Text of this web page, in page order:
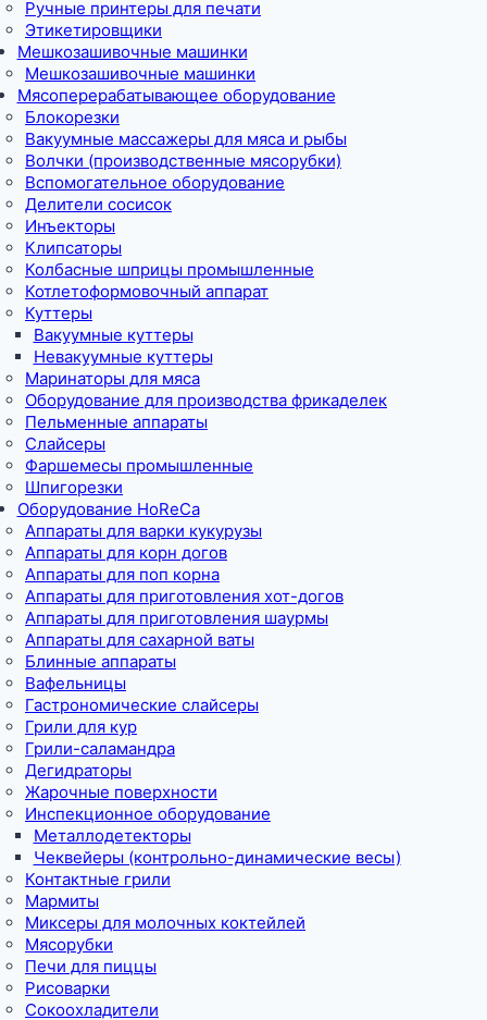
Ручные принтеры для печати
Этикетировщики
Мешкозашивочные машинки
Мешкозашивочные машинки
Мясоперерабатывающее оборудование
Блокорезки
Вакуумные массажеры для мяса и рыбы
Волчки (производственные мясорубки)
Вспомогательное оборудование
Делители сосисок
Инъекторы
Клипсаторы
Колбасные шприцы промышленные
Котлетоформовочный аппарат
Куттеры
Вакуумные куттеры
Невакуумные куттеры
Маринаторы для мяса
Оборудование для производства фрикаделек
Пельменные аппараты
Слайсеры
Фаршемесы промышленные
Шпигорезки
Оборудование HoReCa
Аппараты для варки кукурузы
Аппараты для корн догов
Аппараты для поп корна
Аппараты для приготовления хот-догов
Аппараты для приготовления шаурмы
Аппараты для сахарной ваты
Блинные аппараты
Вафельницы
Гастрономические слайсеры
Грили для кур
Грили-саламандра
Дегидраторы
Жарочные поверхности
Инспекционное оборудование
Металлодетекторы
Чеквейеры (контрольно-динамические весы)
Контактные грили
Мармиты
Миксеры для молочных коктейлей
Мясорубки
Печи для пиццы
Рисоварки
Сокоохладители